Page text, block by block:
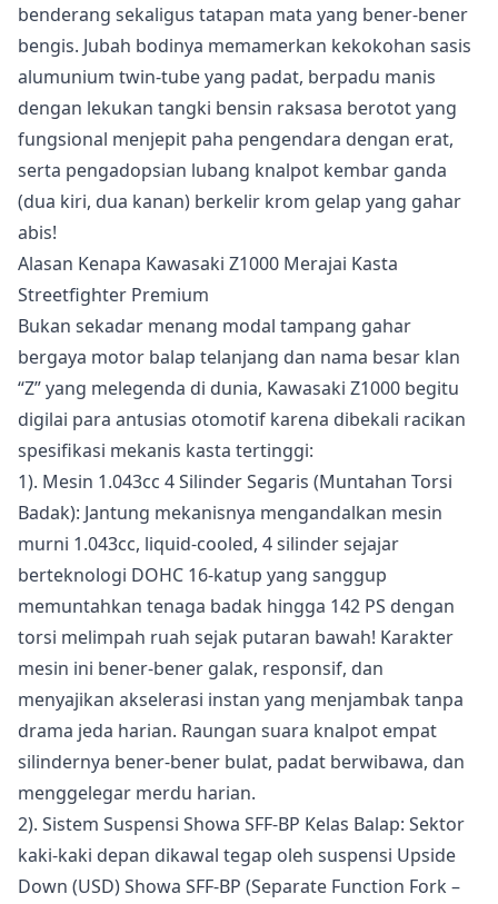
benderang sekaligus tatapan mata yang bener-bener
bengis. Jubah bodinya memamerkan kekokohan sasis
alumunium twin-tube yang padat, berpadu manis
dengan lekukan tangki bensin raksasa berotot yang
fungsional menjepit paha pengendara dengan erat,
serta pengadopsian lubang knalpot kembar ganda
(dua kiri, dua kanan) berkelir krom gelap yang gahar
abis!
Alasan Kenapa Kawasaki Z1000 Merajai Kasta
Streetfighter Premium
Bukan sekadar menang modal tampang gahar
bergaya motor balap telanjang dan nama besar klan
“Z” yang melegenda di dunia, Kawasaki Z1000 begitu
digilai para antusias otomotif karena dibekali racikan
spesifikasi mekanis kasta tertinggi:
1). Mesin 1.043cc 4 Silinder Segaris (Muntahan Torsi
Badak): Jantung mekanisnya mengandalkan mesin
murni 1.043cc, liquid-cooled, 4 silinder sejajar
berteknologi DOHC 16-katup yang sanggup
memuntahkan tenaga badak hingga 142 PS dengan
torsi melimpah ruah sejak putaran bawah! Karakter
mesin ini bener-bener galak, responsif, dan
menyajikan akselerasi instan yang menjambak tanpa
drama jeda harian. Raungan suara knalpot empat
silindernya bener-bener bulat, padat berwibawa, dan
menggelegar merdu harian.
2). Sistem Suspensi Showa SFF-BP Kelas Balap: Sektor
kaki-kaki depan dikawal tegap oleh suspensi Upside
Down (USD) Showa SFF-BP (Separate Function Fork –